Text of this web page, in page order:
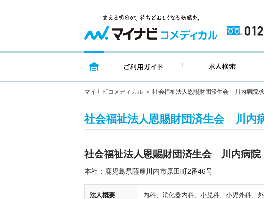
トップページ ご利用ガイド
マイナビコメディカル 社会福祉法人恩賜財団済生会 川内病院
社会福祉法人恩賜財団済生会 川内
社会福祉法人恩賜財団済生会 川内病院
本社：鹿児島県薩摩川内市原田町2番46号
法人概要
内科、消化器内科、小児科、小児外科、